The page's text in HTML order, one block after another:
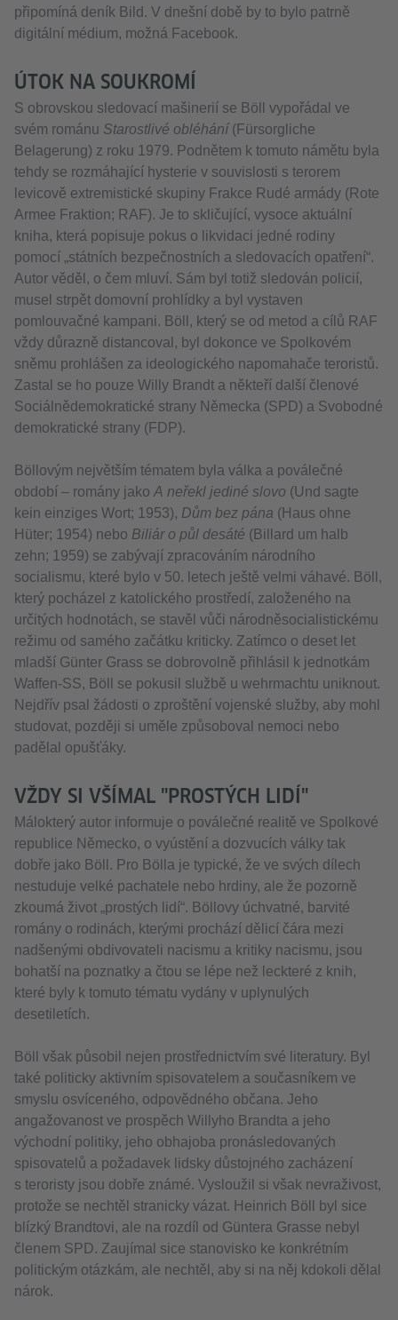
připomíná deník Bild. V dnešní době by to bylo patrně
digitální médium, možná Facebook.
ÚTOK NA SOUKROMÍ
S obrovskou sledovací mašinerií se Böll vypořádal ve
svém románu Starostlivé obléhání (Fürsorgliche
Belagerung) z roku 1979. Podnětem k tomuto námětu byla
tehdy se rozmáhající hysterie v souvislosti s terorem
levicově extremistické skupiny Frakce Rudé armády (Rote
Armee Fraktion; RAF). Je to skličující, vysoce aktuální
kniha, která popisuje pokus o likvidaci jedné rodiny
pomocí „státních bezpečnostních a sledovacích opatření“.
Autor věděl, o čem mluví. Sám byl totiž sledován policií,
musel strpět domovní prohlídky a byl vystaven
pomlouvačné kampani. Böll, který se od metod a cílů RAF
vždy důrazně distancoval, byl dokonce ve Spolkovém
sněmu prohlášen za ideologického napomahače teroristů.
Zastal se ho pouze Willy Brandt a někteří další členové
Sociálnědemokratické strany Německa (SPD) a Svobodné
demokratické strany (FDP).
Böllovým největším tématem byla válka a poválečné
období – romány jako A neřekl jediné slovo (Und sagte
kein einziges Wort; 1953), Dům bez pána (Haus ohne
Hüter; 1954) nebo Biliár o půl desáté (Billard um halb
zehn; 1959) se zabývají zpracováním národního
socialismu, které bylo v 50. letech ještě velmi váhavé. Böll,
který pocházel z katolického prostředí, založeného na
určitých hodnotách, se stavěl vůči národněsocialistickému
režimu od samého začátku kriticky. Zatímco o deset let
mladší Günter Grass se dobrovolně přihlásil k jednotkám
Waffen-SS, Böll se pokusil službě u wehrmachtu uniknout.
Nejdřív psal žádosti o zproštění vojenské služby, aby mohl
studovat, později si uměle způsoboval nemoci nebo
padělal opušťáky.
VŽDY SI VŠÍMAL "PROSTÝCH LIDÍ"
Málokterý autor informuje o poválečné realitě ve Spolkové
republice Německo, o vyústění a dozvucích války tak
dobře jako Böll. Pro Bölla je typické, že ve svých dílech
nestuduje velké pachatele nebo hrdiny, ale že pozorně
zkoumá život „prostých lidí“. Böllovy úchvatné, barvité
romány o rodinách, kterými prochází dělicí čára mezi
nadšenými obdivovateli nacismu a kritiky nacismu, jsou
bohatší na poznatky a čtou se lépe než leckteré z knih,
které byly k tomuto tématu vydány v uplynulých
desetiletích.
Böll však působil nejen prostřednictvím své literatury. Byl
také politicky aktivním spisovatelem a současníkem ve
smyslu osvíceného, odpovědného občana. Jeho
angažovanost ve prospěch Willyho Brandta a jeho
východní politiky, jeho obhajoba pronásledovaných
spisovatelů a požadavek lidsky důstojného zacházení
s teroristy jsou dobře známé. Vysloužil si však nevraživost,
protože se nechtěl stranicky vázat. Heinrich Böll byl sice
blízký Brandtovi, ale na rozdíl od Güntera Grasse nebyl
členem SPD. Zaujímal sice stanovisko ke konkrétním
politickým otázkám, ale nechtěl, aby si na něj kdokoli dělal
nárok.